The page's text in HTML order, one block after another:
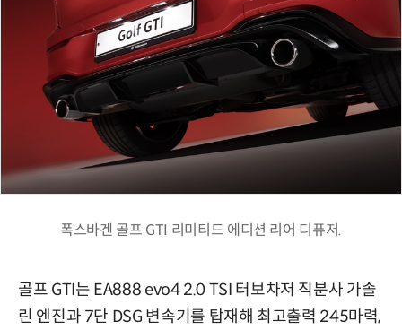
폭스바겐 골프 GTI 리미티드 에디션 리어 디퓨저.
골프 GTI는 EA888 evo4 2.0 TSI 터보차저 직분사 가솔
린 엔진과 7단 DSG 변속기를 탑재해 최고출력 245마력,